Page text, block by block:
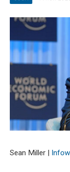
Sean Miller |